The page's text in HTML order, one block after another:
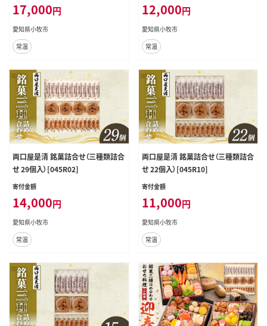
17,000円
愛知県小牧市
常温
12,000円
愛知県小牧市
常温
両口屋是清 銘菓詰合せ（三種類詰合
せ 29個入）[045R02]
寄付金額
14,000円
愛知県小牧市
常温
両口屋是清 銘菓詰合せ（三種類詰合
せ 22個入）[045R10]
寄付金額
11,000円
愛知県小牧市
常温